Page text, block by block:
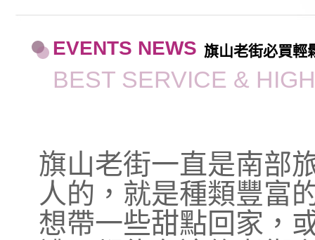
EVENTS NEWS 旗山老街必買輕
BEST SERVICE &
旗山老街一直是南部
人的，就是種類豐富
想帶一些甜點回家，